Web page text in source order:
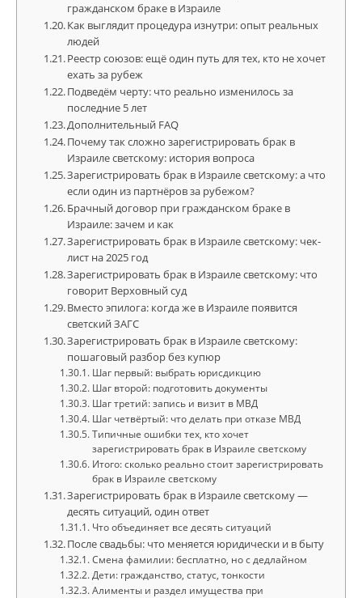
гражданском браке в Израиле
Как выглядит процедура изнутри: опыт реальных
людей
Реестр союзов: ещё один путь для тех, кто не хочет
ехать за рубеж
Подведём черту: что реально изменилось за
последние 5 лет
Дополнительный FAQ
Почему так сложно зарегистрировать брак в
Израиле светскому: история вопроса
Зарегистрировать брак в Израиле светскому: а что
если один из партнёров за рубежом?
Брачный договор при гражданском браке в
Израиле: зачем и как
Зарегистрировать брак в Израиле светскому: чек-
лист на 2025 год
Зарегистрировать брак в Израиле светскому: что
говорит Верховный суд
Вместо эпилога: когда же в Израиле появится
светский ЗАГС
Зарегистрировать брак в Израиле светскому:
пошаговый разбор без купюр
Шаг первый: выбрать юрисдикцию
Шаг второй: подготовить документы
Шаг третий: запись и визит в МВД
Шаг четвёртый: что делать при отказе МВД
Типичные ошибки тех, кто хочет
зарегистрировать брак в Израиле светскому
Итого: сколько реально стоит зарегистрировать
брак в Израиле светскому
Зарегистрировать брак в Израиле светскому —
десять ситуаций, один ответ
Что объединяет все десять ситуаций
После свадьбы: что меняется юридически и в быту
Смена фамилии: бесплатно, но с дедлайном
Дети: гражданство, статус, тонкости
Алименты и раздел имущества при